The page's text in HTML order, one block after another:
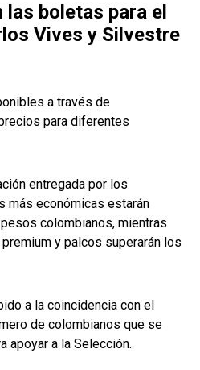
boletas para el
Vives y Silvestre
a través de
para diferentes
entregada por los
más económicas estarán
colombianos, mientras
y palcos superarán los
a la coincidencia con el
de colombianos que se
apoyar a la Selección.